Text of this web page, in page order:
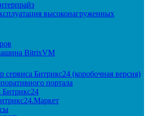
высоконагруженных
BitrixVM
сервиса Битрикс24 (коробочная версия)
портала
Битрикс24